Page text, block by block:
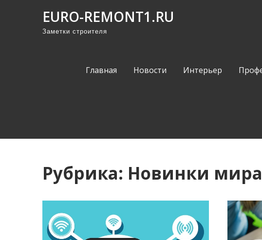
EURO-REMONT1.RU
Заметки строителя
Главная Новости Интерьер
Рубрика: Новинки